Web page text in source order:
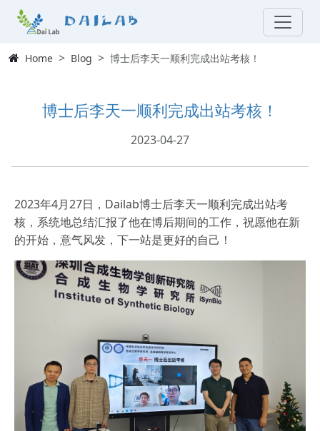
Dailab
Home Blog 博士后李天一顺利完成出站考核！
博士后李天一顺利完成出站考核！
2023-04-27
2023年4月27日，Dailab博士后李天一顺利完成出站考
核，系统地总结汇报了他在博后期间的工作，祝愿他在新
的开始，意气风发，下一站是更好的自己！